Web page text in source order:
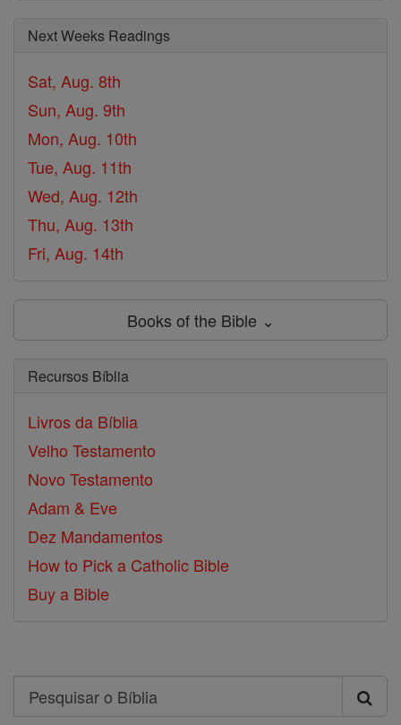
Next Weeks Readings
Sat, Aug. 8th
Sun, Aug. 9th
Mon, Aug. 10th
Tue, Aug. 11th
Wed, Aug. 12th
Thu, Aug. 13th
Fri, Aug. 14th
Books of the Bible ⌄
Recursos Bíblia
Livros da Bíblia
Velho Testamento
Novo Testamento
Adam & Eve
Dez Mandamentos
How to Pick a Catholic Bible
Buy a Bible
Search
Pesquisar